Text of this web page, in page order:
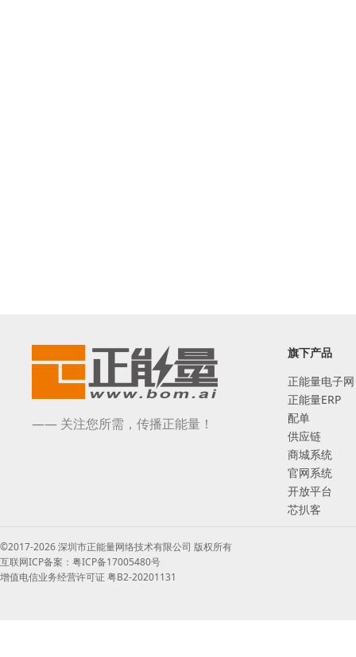
—— 关注您所需，传播正能量！
旗下产品
正能量电子网
正能量ERP
配单
供应链
商城系统
官网系统
开放平台
芯扒客
©2017-2026 深圳市正能量网络技术有限公司 版权所有
互联网ICP备案：粤ICP备17005480号
增值电信业务经营许可证 粤B2-20201131